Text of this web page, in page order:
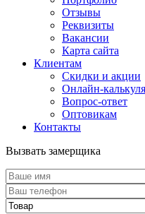
Отзывы
Реквизиты
Вакансии
Карта сайта
Клиентам
Скидки и акции
Онлайн-
Вопрос-ответ
Оптовикам
Контакты
Вызвать замерщика